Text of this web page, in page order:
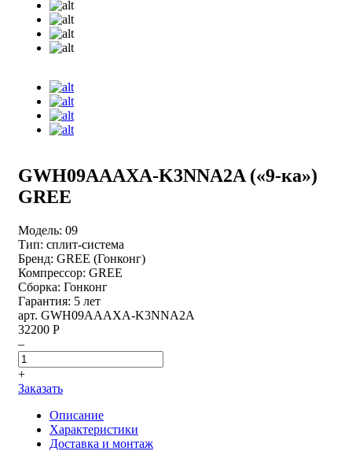
GWH09AAAXA-K3NNA2A («9-ка»)
GREE
Модель: 09
Тип: сплит-система
Бренд: GREE (Гонконг)
Компрессор: GREE
Сборка: Гонконг
Гарантия: 5 лет
арт. GWH09AAAXA-K3NNA2A
32200 Р
–
+
Заказать
Описание
Характеристики
Доставка и монтаж